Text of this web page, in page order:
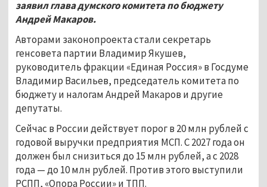
заявил глава думского комитета по бюджету
Андрей Макаров.
Авторами законопроекта стали секретарь
генсовета партии Владимир Якушев,
руководитель фракции «Единая Россия» в Госдуме
Владимир Васильев, председатель комитета по
бюджету и налогам Андрей Макаров и другие
депутаты.
Сейчас в России действует порог в 20 млн рублей с
годовой выручки предприятия МСП. С 2027 года он
должен был снизиться до 15 млн рублей, а с 2028
года — до 10 млн рублей. Против этого выступили
РСПП, «Опора России» и ТПП.